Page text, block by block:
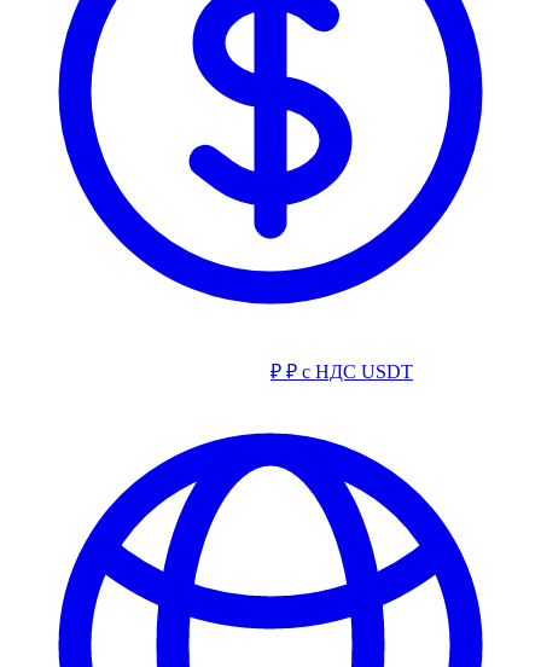
₽ ₽ с НДС USDT